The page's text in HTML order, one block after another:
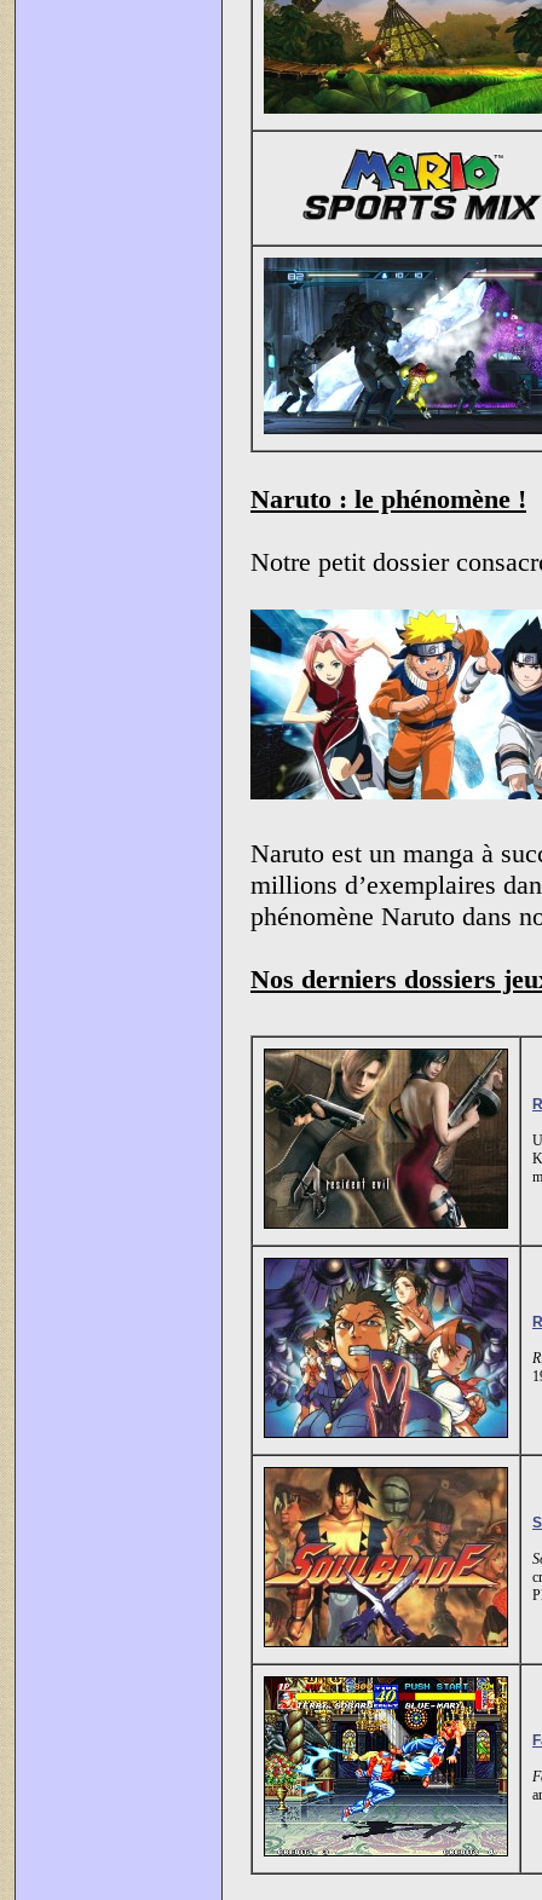
Naruto : le phénomène !
Notre petit dossier
Naruto est un manga à
millions d’exemplaires
phénomène Naruto dans
Nos derniers dossiers